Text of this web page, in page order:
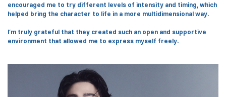
encouraged me to try different levels of intensity and timing, which
helped bring the character to life in a more multidimensional way.
I’m truly grateful that they created such an open and supportive
environment that allowed me to express myself freely.